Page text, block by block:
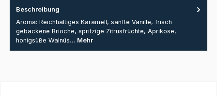
Beschreibung
Aroma: Reichhaltiges Karamell, sanfte Vanille, frisch
gebackene Brioche, spritzige Zitrusfrüchte, Aprikose,
honigsüße Walnüs… Mehr